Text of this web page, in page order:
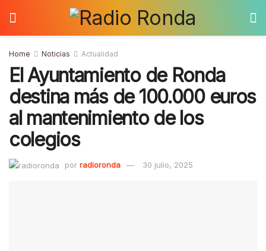
Home Noticias Actualidad
El Ayuntamiento de Ronda
destina más de 100.000 euros
al mantenimiento de los
colegios
por radioronda 30 julio, 2025